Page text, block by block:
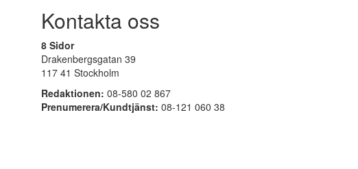
Kontakta oss
8 Sidor
Drakenbergsgatan 39
117 41 Stockholm
Redaktionen: 08-580 02 867
Prenumerera/Kundtjänst: 08-121 060 38